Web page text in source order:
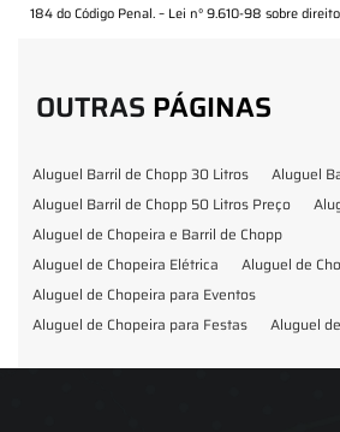
184 do Código Penal. – Lei n° 9.610-98 sobre
OUTRAS PÁGINAS
Aluguel Barril de Chopp 30 Litros
Aluguel
Aluguel Barril de Chopp 50 Litros Preço
Aluguel de Chopeira e Barril de Chopp
Aluguel de Chopeira Elétrica
Aluguel de
Aluguel de Chopeira para Eventos
Aluguel de Chopeira para Festas
Aluguel